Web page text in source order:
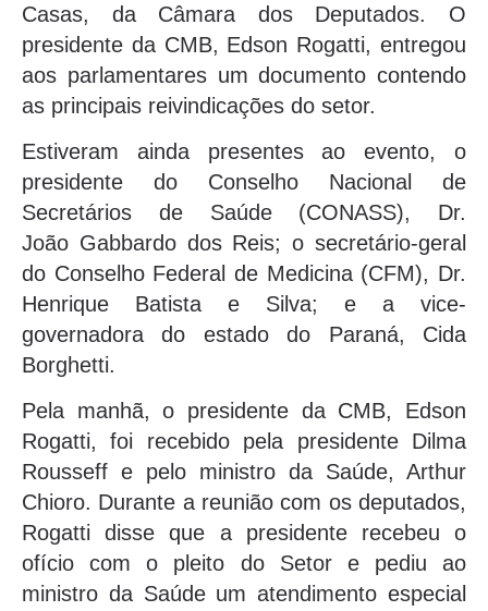
Casas, da Câmara dos Deputados. O
presidente da CMB, Edson Rogatti, entregou
aos parlamentares um documento contendo
as principais reivindicações do setor.
Estiveram ainda presentes ao evento, o
presidente do Conselho Nacional de
Secretários de Saúde (CONASS), Dr.
João Gabbardo dos Reis; o secretário-geral
do Conselho Federal de Medicina (CFM), Dr.
Henrique Batista e Silva; e a vice-
governadora do estado do Paraná, Cida
Borghetti.
Pela manhã, o presidente da CMB, Edson
Rogatti, foi recebido pela presidente Dilma
Rousseff e pelo ministro da Saúde, Arthur
Chioro. Durante a reunião com os deputados,
Rogatti disse que a presidente recebeu o
ofício com o pleito do Setor e pediu ao
ministro da Saúde um atendimento especial